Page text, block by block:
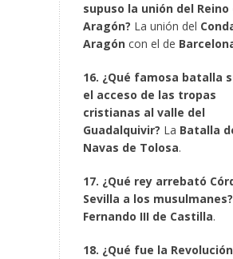
supuso la unión del Reino
Aragón? La unión del
Aragón con el de
16. ¿Qué famosa batalla
el acceso de las tropas
cristianas al valle del
Guadalquivir? La Batalla
Navas de Tolosa.
17. ¿Qué rey arrebató
Sevilla a los musulmanes?
Fernando III de Castilla.
18. ¿Qué fue la Revolución